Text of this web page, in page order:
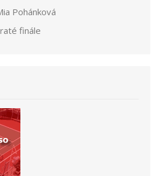
Pohánková
finále